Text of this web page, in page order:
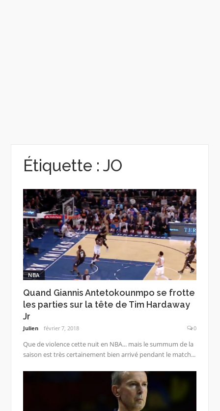
Étiquette : JO
NBA
Quand Giannis Antetokounmpo se frotte
les parties sur la tête de Tim Hardaway
Jr
Julien février 7, 2018 0
Que de violence cette nuit en NBA... mais le summum de la
saison est très certainement bien arrivé pendant le match...